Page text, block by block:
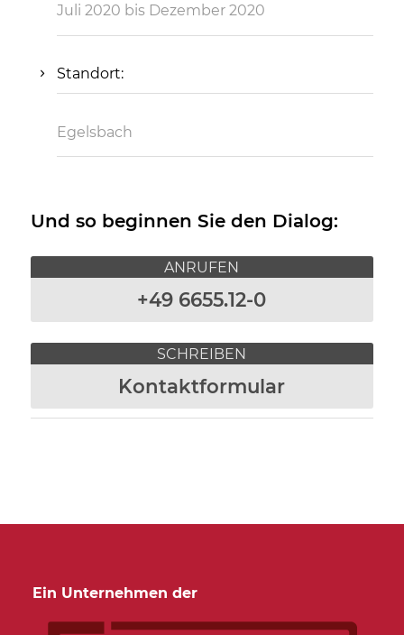
Juli 2020 bis Dezember 2020
Standort:
Egelsbach
Und so beginnen Sie den Dialog:
ANRUFEN
+49 6655.12-0
SCHREIBEN
Kontaktformular
Ein Unternehmen der